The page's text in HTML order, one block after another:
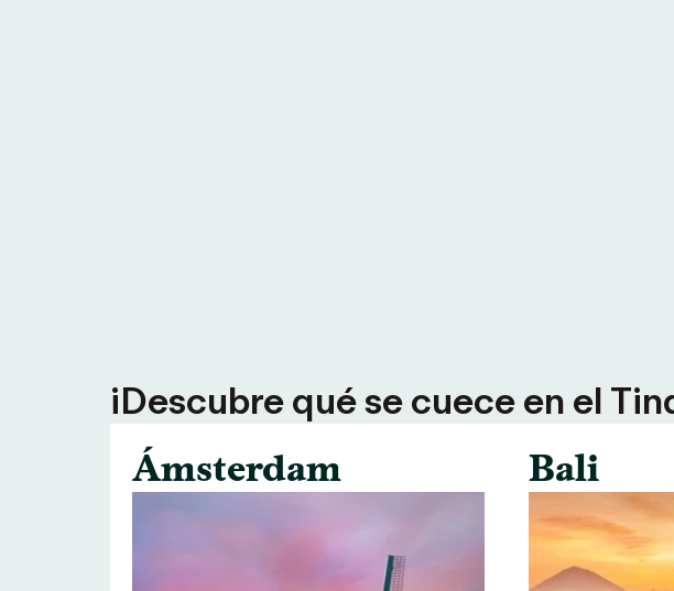
¡Descubre qué se cuece en el
Ámsterdam
Bali